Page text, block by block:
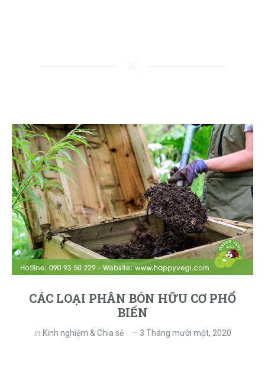
CÁC LOẠI PHÂN BÓN HỮU CƠ PHỔ
BIẾN
in Kinh nghiệm & Chia sẻ 3 Tháng mười một, 2020